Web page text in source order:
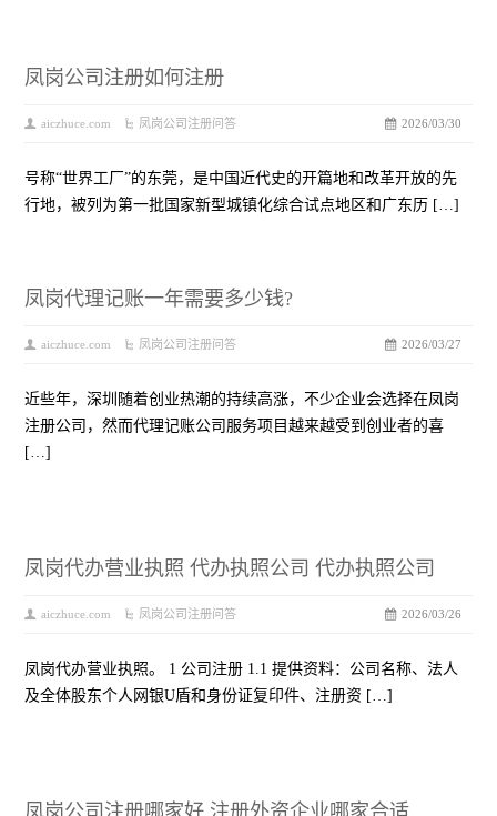
凤岗公司注册如何注册
2026/03/30
aiczhuce.com 凤岗公司注册问答
号称“世界工厂”的东莞，是中国近代史的开篇地和改革开放的先
行地，被列为第一批国家新型城镇化综合试点地区和广东历 […]
凤岗代理记账一年需要多少钱?
2026/03/27
aiczhuce.com 凤岗公司注册问答
近些年，深圳随着创业热潮的持续高涨，不少企业会选择在凤岗
注册公司，然而代理记账公司服务项目越来越受到创业者的喜
[…]
凤岗代办营业执照 代办执照公司 代办执照公司
2026/03/26
aiczhuce.com 凤岗公司注册问答
凤岗代办营业执照。 1 公司注册 1.1 提供资料：公司名称、法人
及全体股东个人网银U盾和身份证复印件、注册资 […]
凤岗公司注册哪家好,注册外资企业哪家合适